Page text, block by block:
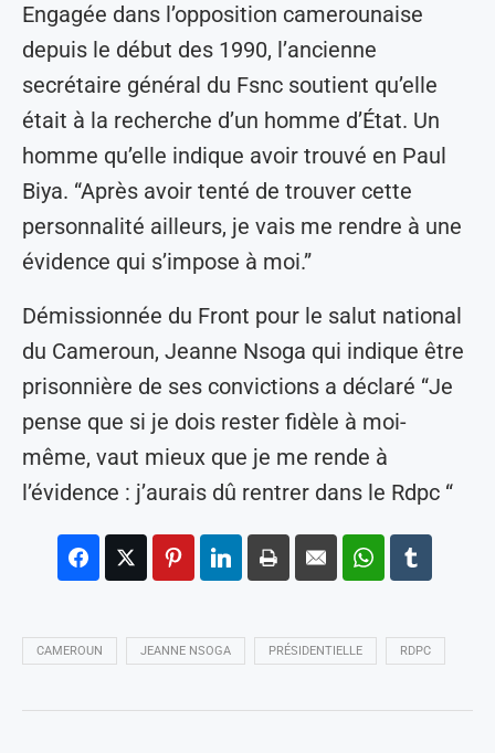
Engagée dans l’opposition camerounaise
depuis le début des 1990, l’ancienne
secrétaire général du Fsnc soutient qu’elle
était à la recherche d’un homme d’État. Un
homme qu’elle indique avoir trouvé en Paul
Biya. “Après avoir tenté de trouver cette
personnalité ailleurs, je vais me rendre à une
évidence qui s’impose à moi.”
Démissionnée du Front pour le salut national
du Cameroun, Jeanne Nsoga qui indique être
prisonnière de ses convictions a déclaré “Je
pense que si je dois rester fidèle à moi-
même, vaut mieux que je me rende à
l’évidence : j’aurais dû rentrer dans le Rdpc “
CAMEROUN JEANNE NSOGA PRÉSIDENTIELLE RDPC